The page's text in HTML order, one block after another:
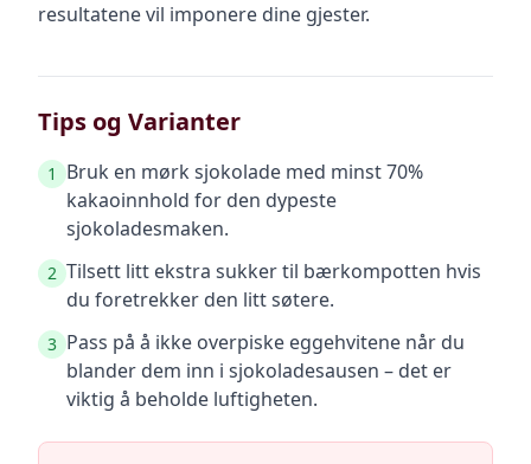
resultatene vil imponere dine gjester.
Tips og Varianter
1
Bruk en mørk sjokolade med minst 70%
kakaoinnhold for den dypeste
sjokoladesmaken.
2 Tilsett litt ekstra sukker til bærkompotten hvis
du foretrekker den litt søtere.
3 Pass på å ikke overpiske eggehvitene når du
blander dem inn i sjokoladesausen – det er
viktig å beholde luftigheten.